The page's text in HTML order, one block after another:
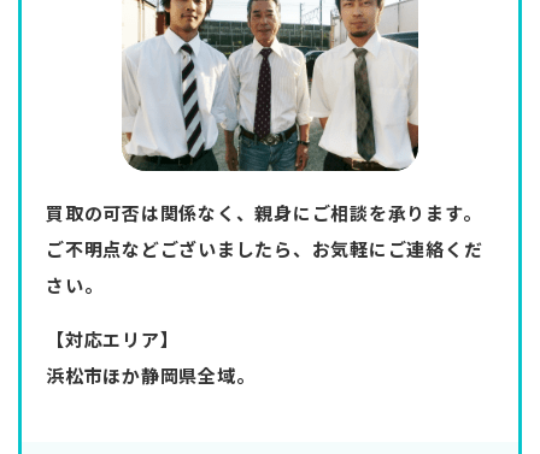
買取の可否は関係なく、親身にご相談を承ります。
ご不明点などございましたら、お気軽にご連絡くだ
さい。
【対応エリア】
浜松市ほか静岡県全域。